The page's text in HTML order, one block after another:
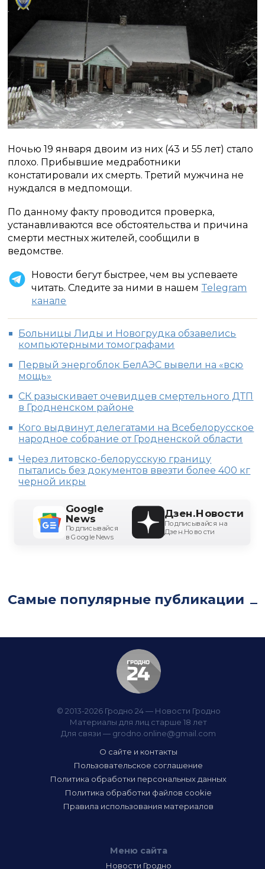
Ночью 19 января двоим из них (43 и 55 лет) стало
плохо. Прибывшие медработники
констатировали их смерть. Третий мужчина не
нуждался в медпомощи.
По данному факту проводится проверка,
устанавливаются все обстоятельства и причина
смерти местных жителей, сообщили в
ведомстве.
Новости бегут быстрее, чем вы успеваете
читать. Следите за ними в нашем Telegram
канале
Больницы Лиды и Новогрудка обзавелись
компьютерными томографами
Первый энергоблок БелАЭС вывели на «всю
мощь»
СК разыскивает очевидцев смертельного ДТП
в Гродненском районе
Кого выдвинут делегатами на Всебелорусское
народное собрание от Гродненской области
Через литовско-белорусскую границу
пытались без документов ввезти более 400 кг
черной икры
Google
News
Подписывайся
в Google News
Дзен.Новости
Подписывайся на
Дзен.Новости
Самые популярные публикации
© 2013-2026 Гродно 24 — Новости Гродно
Материалы для лиц старше 18 лет
Для связи — grodno.online@gmail.com
О сайте и контакты
Пользовательское соглашение
Политика обработки персональных данных
Политика обработки файлов cookie
Правила использования материалов
Меню сайта
Новости Гродно